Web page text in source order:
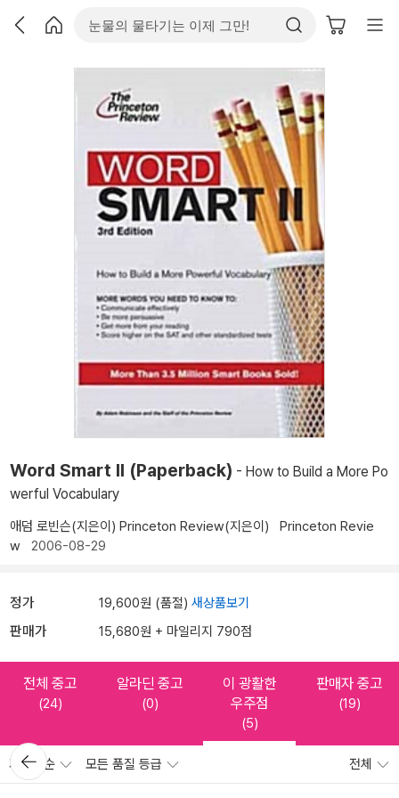
Word Smart II (Paperback) - How to Build a More Po
werful Vocabulary
애덤 로빈슨(지은이) Princeton Review(지은이)
Princeton Revie
w 2006-08-29
정가 19,600원 (품절) 새상품보기
판매가 15,680원 + 마일리지 790점
전체 중고
(24)
알라딘 중고
(0)
이 광활한
우주점
(5)
판매자 중고
(19)
저가격순 모든 품질 등급 전체
뒤로가
기